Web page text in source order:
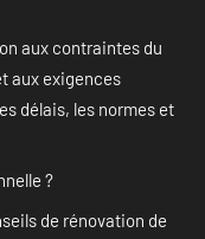
aux contraintes du
aux exigences
délais, les normes et
?
de rénovation de